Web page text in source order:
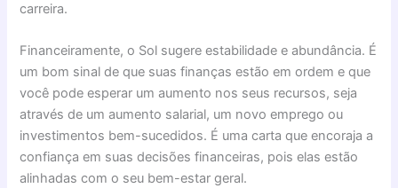
carreira.
Financeiramente, o Sol sugere estabilidade e abundância. É
um bom sinal de que suas finanças estão em ordem e que
você pode esperar um aumento nos seus recursos, seja
através de um aumento salarial, um novo emprego ou
investimentos bem-sucedidos. É uma carta que encoraja a
confiança em suas decisões financeiras, pois elas estão
alinhadas com o seu bem-estar geral.